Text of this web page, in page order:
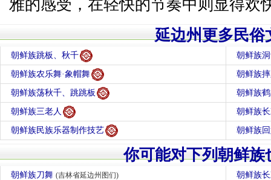
雅的感受，在轻快的节奏中则显得欢
延边州更多民俗
朝鲜族跳板、秋千 朝鲜族
朝鲜族农乐舞·象帽舞 朝鲜族
朝鲜族荡秋千、跳跳板 朝鲜族
朝鲜族三老人 朝鲜族
朝鲜族民族乐器制作技艺 朝鲜族
你可能对下列朝鲜族
朝鲜族刀舞 (吉林省延边州图们) 朝鲜族